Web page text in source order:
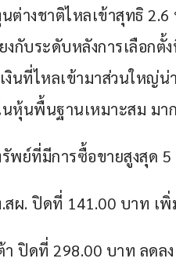
นต่างชาติไหลเข้าสุทธิ
งกับระดับหลังการเลือก
งินที่ไหลเข้ามาส่วนใหญ่
หุ้นพื้นฐานเหมาะสม มา
พย์ที่มีการซื้อขายสูงสุด
สผ. ปิดที่ 141.00 บาท เ
า ปิดที่ 298.00 บาท ลดล